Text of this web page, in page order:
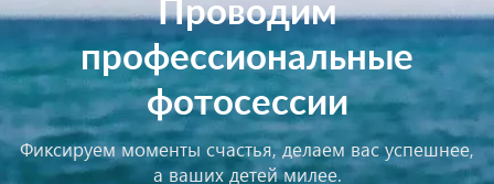
Проводим
профессиональные
фотосессии